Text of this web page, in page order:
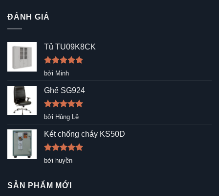
ĐÁNH GIÁ
Tủ TU09K8CK
Được xếp
sao
bởi Minh
Ghế SG924
Được xếp
5
sao
bởi Hùng Lê
Két chống cháy KS50D
Được xếp
hạng5
bởi huyền
SẢN PHẨM MỚI